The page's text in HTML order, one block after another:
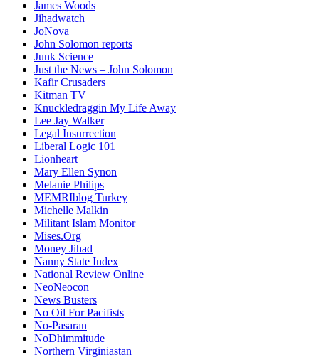
James Woods
Jihadwatch
JoNova
John Solomon reports
Junk Science
Just the News – John Solomon
Kafir Crusaders
Kitman TV
Knuckledraggin My Life Away
Lee Jay Walker
Legal Insurrection
Liberal Logic 101
Lionheart
Mary Ellen Synon
Melanie Philips
MEMRIblog Turkey
Michelle Malkin
Militant Islam Monitor
Mises.Org
Money Jihad
Nanny State Index
National Review Online
NeoNeocon
News Busters
No Oil For Pacifists
No-Pasaran
NoDhimmitude
Northern Virginiastan